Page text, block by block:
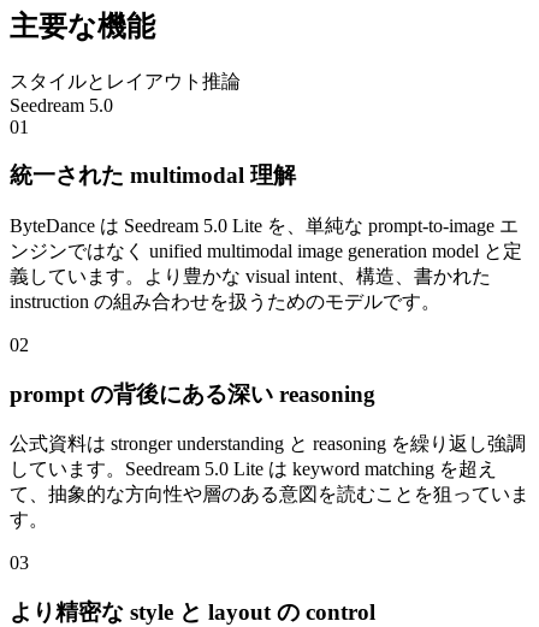
主要な機能
スタイルとレイアウト推論
Seedream 5.0
01
統一された multimodal 理解
ByteDance は Seedream 5.0 Lite を、単純な prompt-to-image エ
ンジンではなく unified multimodal image generation model と定
義しています。より豊かな visual intent、構造、書かれた
instruction の組み合わせを扱うためのモデルです。
02
prompt の背後にある深い reasoning
公式資料は stronger understanding と reasoning を繰り返し強調
しています。Seedream 5.0 Lite は keyword matching を超え
て、抽象的な方向性や層のある意図を読むことを狙っていま
す。
03
より精密な style と layout の control